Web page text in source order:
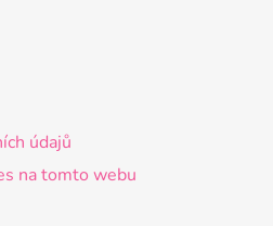
údajů
na tomto webu